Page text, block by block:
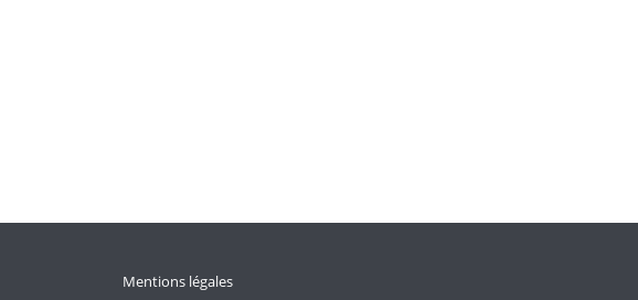
Mentions légales